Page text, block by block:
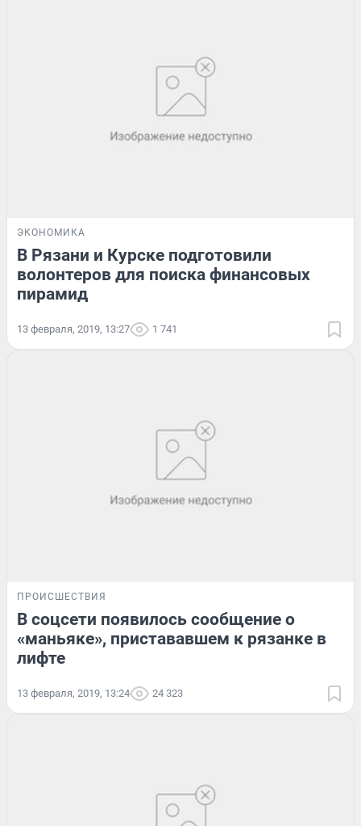
ЭКОНОМИКА
В Рязани и Курске подготовили
волонтеров для поиска финансовых
пирамид
13 февраля, 2019, 13:27 1 741
ПРОИСШЕСТВИЯ
В соцсети появилось сообщение о
«маньяке», пристававшем к рязанке в
лифте
13 февраля, 2019, 13:24 24 323